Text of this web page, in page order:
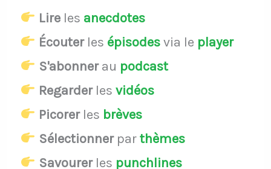
Lireles anecdotes
Écouterles épisodesvia le player
S'abonnerau podcast
Regarderles vidéos
Picorerles brèves
Sélectionnerparthèmes
Savourerles punchlines